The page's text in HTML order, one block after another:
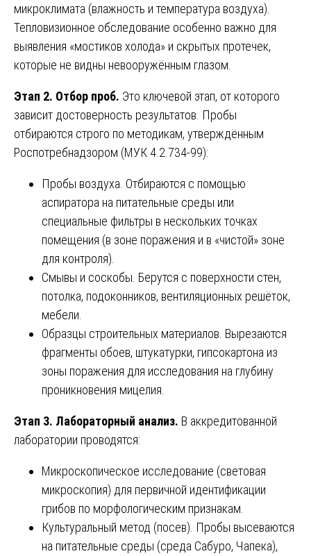
микроклимата (влажность и температура воздуха).
Тепловизионное обследование особенно важно для
выявления «мостиков холода» и скрытых протечек,
которые не видны невооружённым глазом.
Этап 2. Отбор проб. Это ключевой этап, от которого
зависит достоверность результатов. Пробы
отбираются строго по методикам, утверждённым
Роспотребнадзором (МУК 4.2.734-99):
Пробы воздуха. Отбираются с помощью
аспиратора на питательные среды или
специальные фильтры в нескольких точках
помещения (в зоне поражения и в «чистой» зоне
для контроля).
Смывы и соскобы. Берутся с поверхности стен,
потолка, подоконников, вентиляционных решёток,
мебели.
Образцы строительных материалов. Вырезаются
фрагменты обоев, штукатурки, гипсокартона из
зоны поражения для исследования на глубину
проникновения мицелия.
Этап 3. Лабораторный анализ. В аккредитованной
лаборатории проводятся:
Микроскопическое исследование (световая
микроскопия) для первичной идентификации
грибов по морфологическим признакам.
Культуральный метод (посев). Пробы высеваются
на питательные среды (среда Сабуро, Чапека),